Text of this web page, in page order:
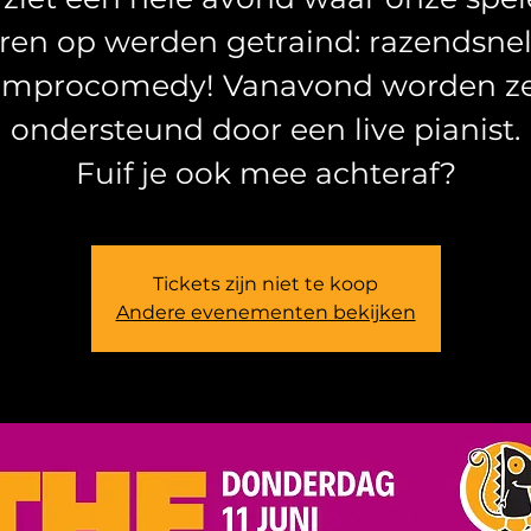
op werden getraind:
Vanavond worden
ondersteund door een live pianist.
Fuif je ook mee achteraf?
Tickets zijn niet te koop
Andere evenementen bekijken